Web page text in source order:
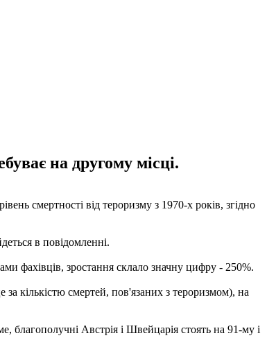
на другому місці.
смертності від тероризму з 1970-х років, згідно
в повідомленні.
фахівців, зростання склало значну цифру - 250%.
за кількістю смертей, пов'язаних з тероризмом), на
Австрія і Швейцарія стоять на 91-му і